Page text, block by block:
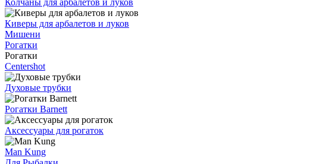
Колчаны для арбалетов и луков
Киверы для арбалетов и луков
Мишени
Рогатки
Рогатки
Centershot
Духовые трубки
Рогатки Barnett
Аксессуары для рогаток
Man Kung